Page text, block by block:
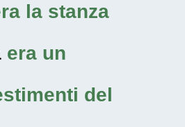
la stanza
era un
del